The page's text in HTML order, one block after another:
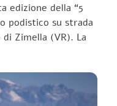
edizione della “5
podistico su strada
Zimella (VR). La